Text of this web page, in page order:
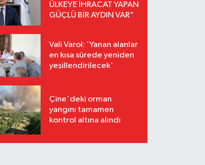
ÜLKEYE İHRACAT YAPAN
GÜÇLÜ BİR AYDIN VAR"
Vali Varol: 'Yanan alanlar
en kısa sürede yeniden
yeşillendirilecek'
Çine'deki orman
yangını tamamen
kontrol altına alındı